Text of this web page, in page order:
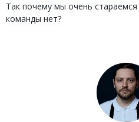
Так почему мы очень стараемся
команды нет?